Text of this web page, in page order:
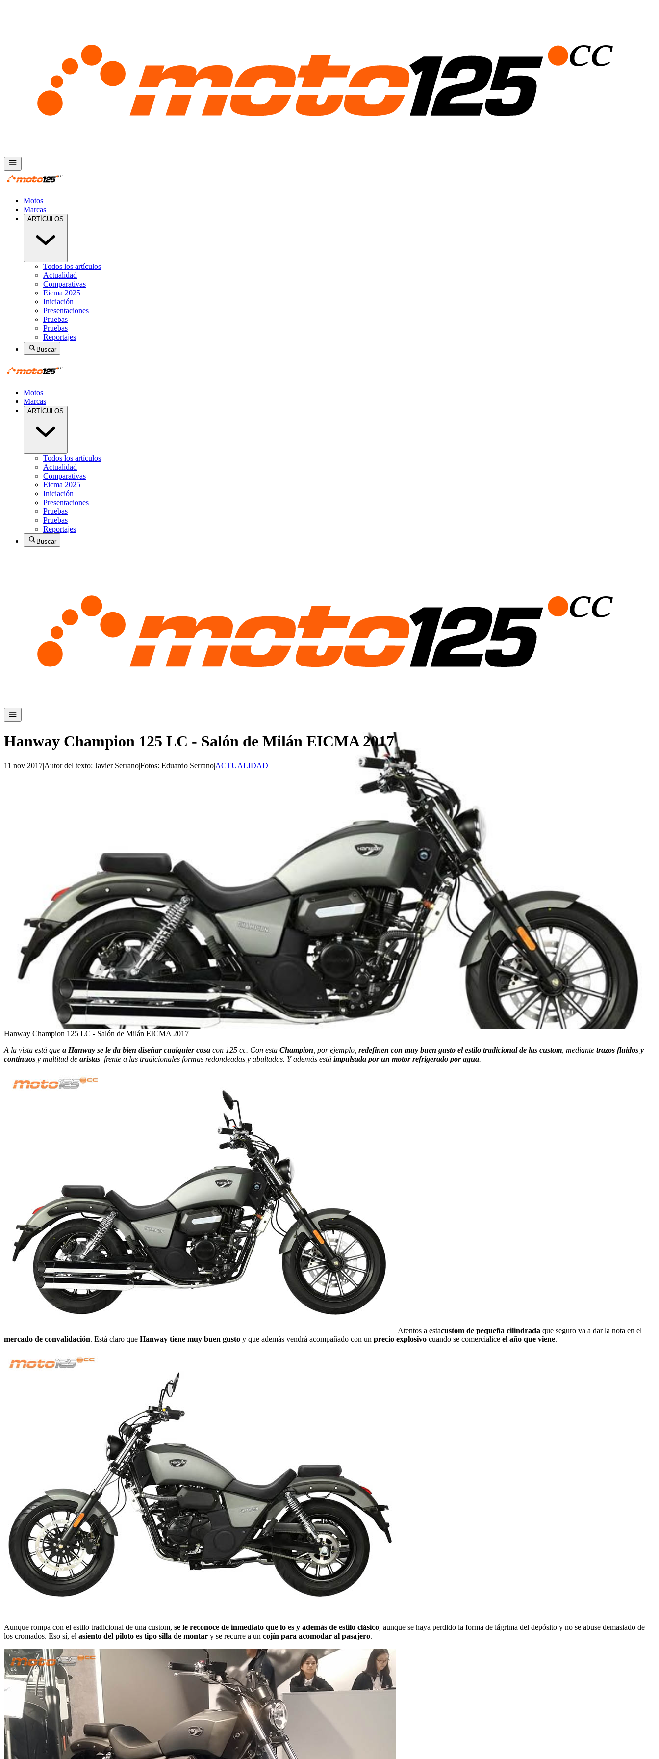
Motos
Marcas
ARTÍCULOS
Todos los artículos
Actualidad
Comparativas
Eicma 2025
Iniciación
Presentaciones
Pruebas
Pruebas
Reportajes
Buscar
Motos
Marcas
ARTÍCULOS
Todos los artículos
Actualidad
Comparativas
Eicma 2025
Iniciación
Presentaciones
Pruebas
Pruebas
Reportajes
Buscar
Hanway Champion 125 LC - Salón de Milán EICMA 2017
11 nov 2017|Autor del texto: Javier Serrano|Fotos: Eduardo Serrano|ACTUALIDAD
Hanway Champion 125 LC - Salón de Milán EICMA 2017
A la vista está que a Hanway se le da bien diseñar cualquier cosa con 125 cc. Con esta Champion , por ejemplo, redefinen con muy buen gusto el estilo tradicional de las custom , mediante trazos fluidos y
continuos y multitud de aristas , frente a las tradicionales formas redondeadas y abultadas. Y además está impulsada por un motor refrigerado por agua.
Atentos a estacustom de pequeña cilindrada que seguro va a dar la nota en el
mercado de convalidación. Está claro que Hanway tiene muy buen gusto y que además vendrá acompañado con un precio explosivo cuando se comercialice el año que viene.
Aunque rompa con el estilo tradicional de una custom, se le reconoce de inmediato que lo es y además de estilo clásico, aunque se haya perdido la forma de lágrima del depósito y no se abuse demasiado de
los cromados. Eso sí, el asiento del piloto es tipo silla de montar y se recurre a un cojín para acomodar al pasajero.